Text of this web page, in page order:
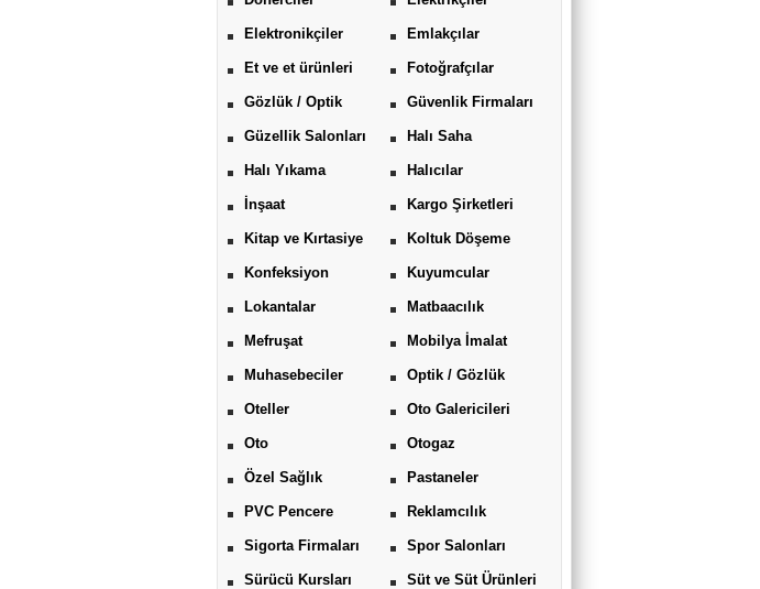
Elektronikçiler Emlakçılar
Et ve et ürünleri Fotoğrafçılar
Gözlük / Optik Güvenlik Firmaları
Güzellik Salonları Halı Saha
Halı Yıkama Halıcılar
İnşaat Kargo Şirketleri
Kitap ve Kırtasiye Koltuk Döşeme
Konfeksiyon Kuyumcular
Lokantalar Matbaacılık
Mefruşat Mobilya İmalat
Muhasebeciler Optik / Gözlük
Oteller Oto Galericileri
Oto Otogaz
Özel Sağlık Pastaneler
PVC Pencere Reklamcılık
Sigorta Firmaları Spor Salonları
Sürücü Kursları Süt ve Süt Ürünleri